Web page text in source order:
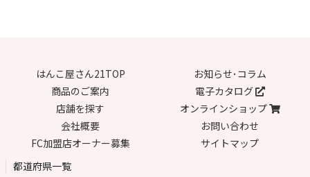
はんこ屋さん21TOP
お知らせ･コラム
商品のご案内
電子カタログ
店舗を探す
オンラインショップ
会社概要
お問い合わせ
FC加盟店オーナー募集
サイトマップ
都道府県一覧